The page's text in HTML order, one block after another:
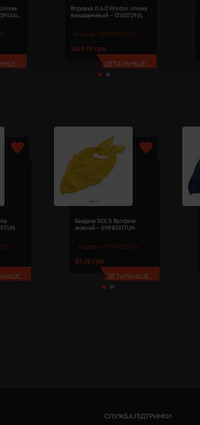
Модель: 131027(D.A.D)
Вітровка D.A.D Winton Unisex
помаранчевий - 131027290L
1469.10 грн
ДЕТАЛЬНІШЕ...
Модель: 01198(SOL’S)
Бандана SOL'S Bandana
жовтий - 01198301TUN
85.12 грн
ДЕТАЛЬНІШЕ...
СЛУЖБА ПІДТРИМКИ